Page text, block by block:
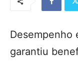
Desempenho
garantiu